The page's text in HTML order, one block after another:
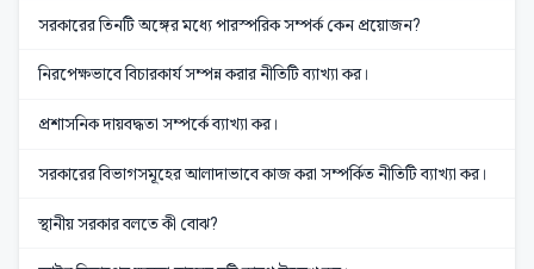
সরকারের তিনটি অঙ্গের মধ্যে পারস্পরিক সম্পর্ক কেন প্রয়োজন?
নিরপেক্ষভাবে বিচারকার্য সম্পন্ন করার নীতিটি ব্যাখ্যা কর।
প্রশাসনিক দায়বদ্ধতা সম্পর্কে ব্যাখ্যা কর।
সরকারের বিভাগসমূহের আলাদাভাবে কাজ করা সম্পর্কিত নীতিটি ব্যাখ্যা কর।
স্থানীয় সরকার বলতে কী বোঝ?